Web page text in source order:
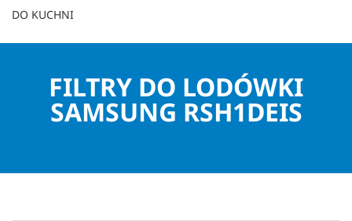
DO KUCHNI
FILTRY DO LODÓWKI
SAMSUNG RSH1DEIS